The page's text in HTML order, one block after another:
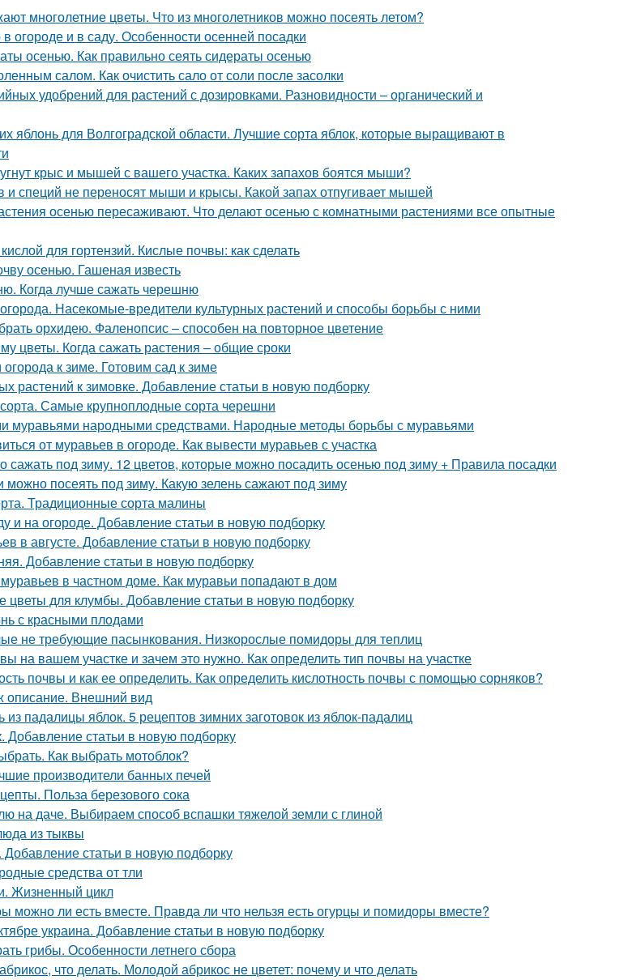
многолетние цветы. Что из многолетников можно посеять летом?
огороде и в саду. Особенности осенней посадки
осенью. Как правильно сеять сидераты осенью
салом. Как очистить сало от соли после засолки
удобрений для растений с дозировками. Разновидности – органический и
яблонь для Волгоградской области. Лучшие сорта яблок, которые выращивают в
крыс и мышей с вашего участка. Каких запахов боятся мыши?
и специй не переносят мыши и крысы. Какой запах отпугивает мышей
осенью пересаживают. Что делают осенью с комнатными растениями все опытные
для гортензий. Кислые почвы: как сделать
осенью. Гашеная известь
Когда лучше сажать черешню
Насекомые-вредители культурных растений и способы борьбы с ними
орхидею. Фаленопсис – способен на повторное цветение
цветы. Когда сажать растения – общие сроки
к зиме. Готовим сад к зиме
растений к зимовке. Добавление статьи в новую подборку
Самые крупноплодные сорта черешни
муравьями народными средствами. Народные методы борьбы с муравьями
от муравьев в огороде. Как вывести муравьев с участка
сажать под зиму. 12 цветов, которые можно посадить осенью под зиму + Правила посадки
можно посеять под зиму. Какую зелень сажают под зиму
Традиционные сорта малины
и на огороде. Добавление статьи в новую подборку
в августе. Добавление статьи в новую подборку
Добавление статьи в новую подборку
муравьев в частном доме. Как муравьи попадают в дом
цветы для клумбы. Добавление статьи в новую подборку
с красными плодами
не требующие пасынкования. Низкорослые помидоры для теплиц
на вашем участке и зачем это нужно. Как определить тип почвы на участке
почвы и как ее определить. Как определить кислотность почвы с помощью сорняков?
описание. Внешний вид
из падалицы яблок. 5 рецептов зимних заготовок из яблок-падалиц
Добавление статьи в новую подборку
Как выбрать мотоблок?
производители банных печей
Польза березового сока
на даче. Выбираем способ вспашки тяжелой земли с глиной
из тыквы
статьи в новую подборку
средства от тли
Жизненный цикл
можно ли есть вместе. Правда ли что нельзя есть огурцы и помидоры вместе?
украина. Добавление статьи в новую подборку
грибы. Особенности летнего сбора
что делать. Молодой абрикос не цветет: почему и что делать